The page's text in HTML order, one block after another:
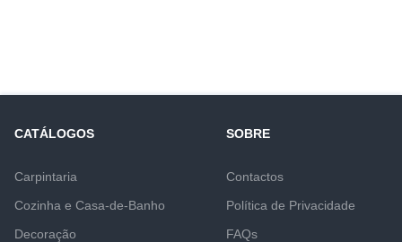
CATÁLOGOS
Carpintaria
Cozinha e Casa-de-Banho
Decoração
SOBRE
Contactos
Política de Privacidade
FAQs